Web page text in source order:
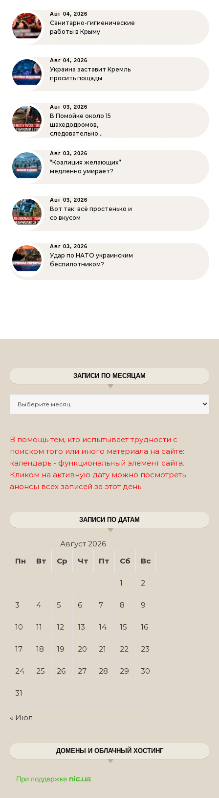
Авг 04, 2026
Санитарно-гигиенические
работы в Крыму
Авг 04, 2026
Украина заставит Кремль
просить пощады
Авг 03, 2026
В Помойке около 15
шахедодромов,
следовательно…
Авг 03, 2026
“Коалиция желающих”
медленно умирает?
Авг 03, 2026
Вот так: всё простенько и
со вкусом
Авг 03, 2026
Удар по НАТО украинским
беспилотником?
ЗАПИСИ ПО МЕСЯЦАМ
В помощь тем, кто испытывает трудности с
поиском того или иного материала на сайте:
календарь - функциональный элемент сайта.
Кликом на активную дату можно посмотреть
анонсы всех записей за этот день.
ЗАПИСИ ПО ДАТАМ
Август 2026
Пн
Вт Ср Чт Пт Сб Вс
1 2
3 4 5 6 7 8 9
10 11 12 13 14 15 16
17 18 19 20 21 22 23
24 25 26 27 28 29 30
31
« Июл
ДОМЕНЫ И ОБЛАЧНЫЙ ХОСТИНГ